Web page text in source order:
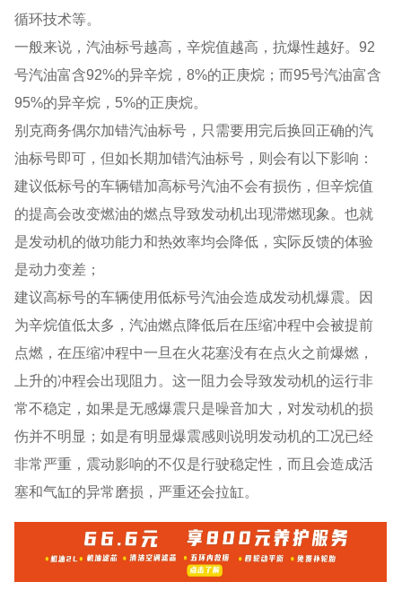
循环技术等。
一般来说，汽油标号越高，辛烷值越高，抗爆性越好。92
号汽油富含92%的异辛烷，8%的正庚烷；而95号汽油富含
95%的异辛烷，5%的正庚烷。
别克商务偶尔加错汽油标号，只需要用完后换回正确的汽
油标号即可，但如长期加错汽油标号，则会有以下影响：
建议低标号的车辆错加高标号汽油不会有损伤，但辛烷值
的提高会改变燃油的燃点导致发动机出现滞燃现象。也就
是发动机的做功能力和热效率均会降低，实际反馈的体验
是动力变差；
建议高标号的车辆使用低标号汽油会造成发动机爆震。因
为辛烷值低太多，汽油燃点降低后在压缩冲程中会被提前
点燃，在压缩冲程中一旦在火花塞没有在点火之前爆燃，
上升的冲程会出现阻力。这一阻力会导致发动机的运行非
常不稳定，如果是无感爆震只是噪音加大，对发动机的损
伤并不明显；如是有明显爆震感则说明发动机的工况已经
非常严重，震动影响的不仅是行驶稳定性，而且会造成活
塞和气缸的异常磨损，严重还会拉缸。